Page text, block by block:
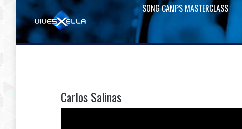
SONG CAMPS MASTERCLASS
Carlos Salinas